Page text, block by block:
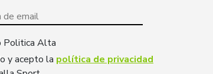
Politica Alta
y acepto la política de privacidad